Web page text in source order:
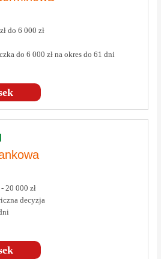
do 6 000 zł
do 6 000 zł na okres do 61 dni
20 000 zł
decyzja